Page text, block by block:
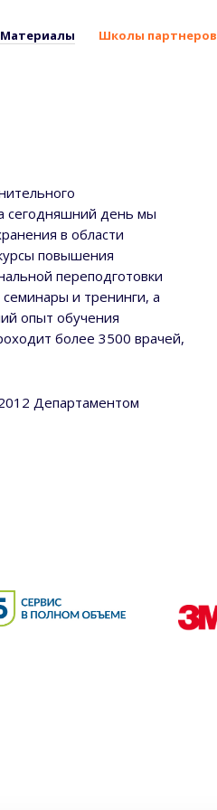
Материалы Школы партнеров
сегодняшний день мы
в области
повышения
переподготовки
и тренинги, а
опыт обучения
более 3500 врачей,
Департаментом